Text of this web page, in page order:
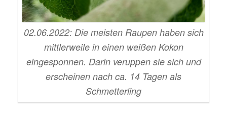
02.06.2022: Die meisten Raupen haben sich
mittlerweile in einen weißen Kokon
eingesponnen. Darin veruppen sie sich und
erscheinen nach ca. 14 Tagen als
Schmetterling